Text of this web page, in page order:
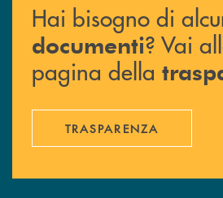
Hai bisogno di
documenti? Vai
pagina della
TRASPARENZA